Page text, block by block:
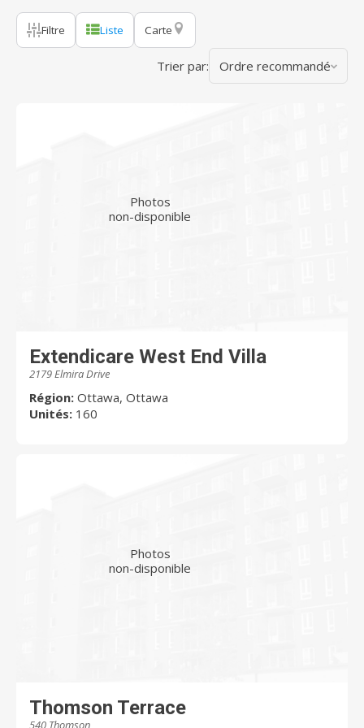
Filtre Liste Carte
Trier par: Ordre recommandé
Photos
non-disponible
Extendicare West End Villa
2179 Elmira Drive
Région: Ottawa, Ottawa
Unités: 160
Photos
non-disponible
Thomson Terrace